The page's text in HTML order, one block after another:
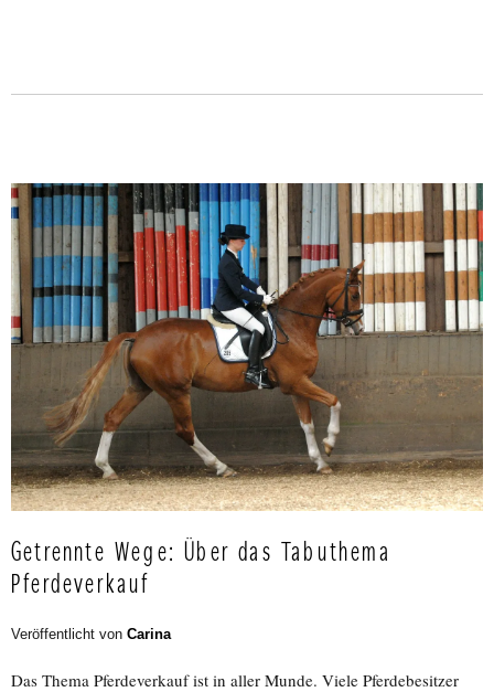
Getrennte Wege: Über das Tabuthema
Pferdeverkauf
Veröffentlicht von Carina
Das Thema Pferdeverkauf ist in aller Munde. Viele Pferdebesitzer